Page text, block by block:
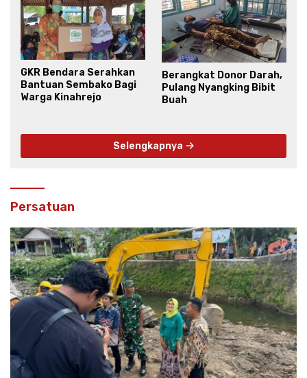
GKR Bendara Serahkan
Bantuan Sembako Bagi
Warga Kinahrejo
Berangkat Donor Darah,
Pulang Nyangking Bibit
Buah
Selengkapnya
Persatuan